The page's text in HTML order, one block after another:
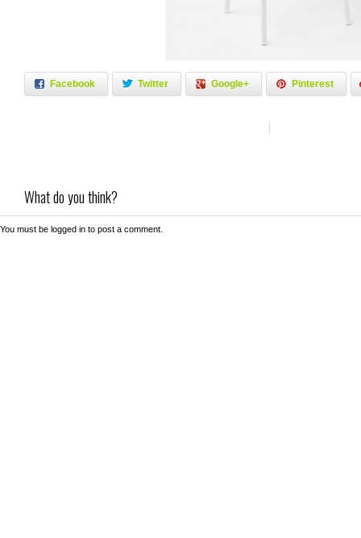
Facebook Twitter Google+ Pinterest
What do you think?
You must be logged in to post a comment.